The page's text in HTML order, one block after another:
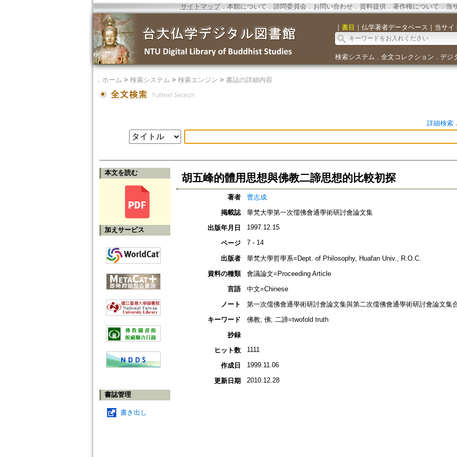
サイトマップ．本館について ． 諮問委員会． お問い合わせ． 資料提供． 著作権について．当
｜ 書目 ｜ 仏学著者データベース ｜ 当サイ
検索システム ． 全文コレクション ． デジ
． ホーム > 検索システム > 検索エンジン > 書誌の詳細内容
詳細検索
本文を読む
加えサービス
書誌管理
書き出し
胡五峰的體用思想與佛教二諦思想的比較初探
著者
曹志成
掲載誌
華梵大學第一次儒佛會通學術研討會論文集
出版年月日
1997.12.15
ページ 7 - 14
出版者
華梵大學哲學系=Dept. of Philosophy, Huafan Univ., R.O.C.
資料の種類
會議論文=Proceeding Article
言語
中文=Chinese
ノート
第一次儒佛會通學術研討會論文集與第二次儒佛會通學術研討會論文集
キーワード
佛教; 佛; 二諦=twofold truth
抄録
ヒット数
1111
作成日 1999.11.06
更新日期 2010.12.28